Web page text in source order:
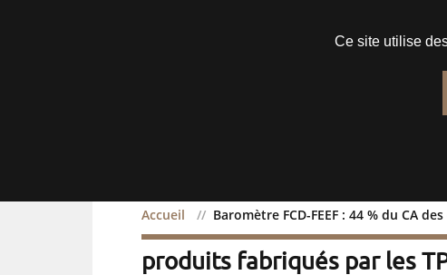
Accueil Baromètre FCD-FEEF : 44 % du CA
Baromètre FCD-FEEF : 44
produits fabriqués par les
Ce site utilise